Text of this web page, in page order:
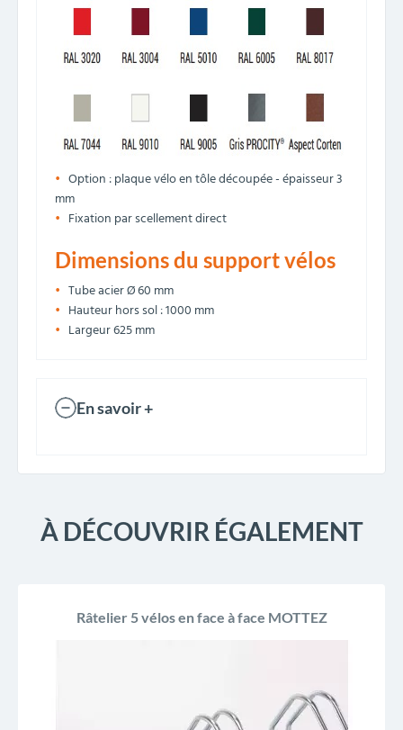
Option : plaque vélo en tôle découpée - épaisseur 3
mm
Fixation par scellement direct
Dimensions du support vélos
Tube acier Ø 60 mm
Hauteur hors sol : 1000 mm
Largeur 625 mm
En savoir +
À DÉCOUVRIR ÉGALEMENT
Râtelier 5 vélos en face à face MOTTEZ